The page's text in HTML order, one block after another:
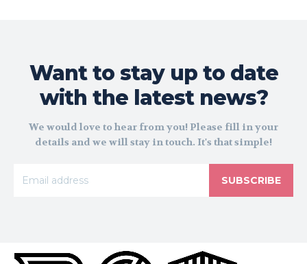
Want to stay up to date
with the latest news?
We would love to hear from you! Please fill in your
details and we will stay in touch. It's that simple!
SUBSCRIBE